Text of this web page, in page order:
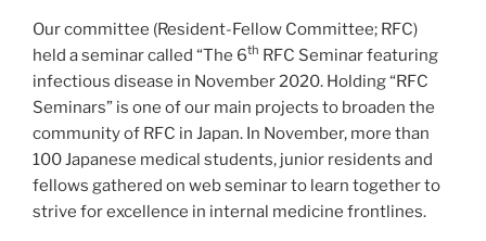
Our committee (Resident-Fellow Committee; RFC)
held a seminar called “The 6th RFC Seminar featuring
infectious disease in November 2020. Holding “RFC
Seminars” is one of our main projects to broaden the
community of RFC in Japan. In November, more than
100 Japanese medical students, junior residents and
fellows gathered on web seminar to learn together to
strive for excellence in internal medicine frontlines.